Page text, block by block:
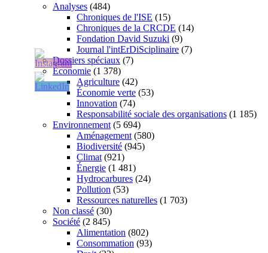
Analyses (484)
Chroniques de l'ISE (15)
Chroniques de la CRCDE (14)
Fondation David Suzuki (9)
Journal l'intErDiSciplinaire (7)
Dossiers spéciaux (7)
Économie (1 378)
Agriculture (42)
Économie verte (53)
Innovation (74)
Responsabilité sociale des organisations (1 185)
Environnement (5 694)
Aménagement (580)
Biodiversité (945)
Climat (921)
Énergie (1 481)
Hydrocarbures (24)
Pollution (53)
Ressources naturelles (1 703)
Non classé (30)
Société (2 845)
Alimentation (802)
Consommation (93)